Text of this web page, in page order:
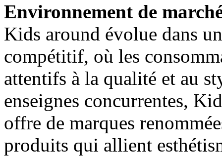
Environnement de
Kids around évolue dans
compétitif, où les
attentifs à la qualité et au
enseignes concurrentes,
offre de marques
produits qui allient